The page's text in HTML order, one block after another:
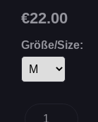
€22.00
Größe/Size: